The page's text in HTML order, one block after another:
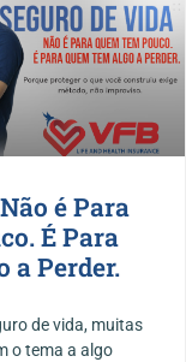
é Para
É Para
a Perder.
de vida, muitas
o tema a algo